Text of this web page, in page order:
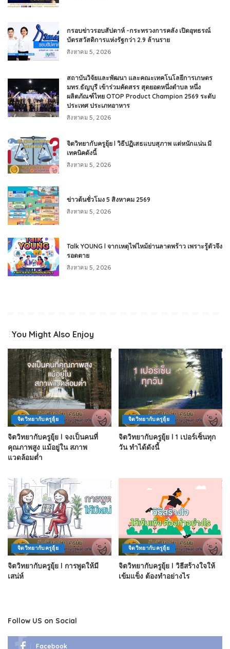
กรอบข่าวรอบสัปดาห์ -กระทรวงการคลัง เปิดอุทธรณ์
บัตรสวัสดิการแห่งรัฐกว่า 2.9 ล้านราย
สิงหาคม 5, 2026
สถาบันวิจัยและพัฒนา และคณะเทคโนโลยีการเกษตร
มทร.ธัญบุรี เข้าร่วมคัดสรร สุดยอดหนึ่งตำบล หนึ่ง
ผลิตภัณฑ์ไทย OTOP Product Champion 2569 ระดับ
ประเทศ ประเภทอาหาร
สิงหาคม 5, 2026
จิตวิทยากับครูยุ้ย l วิธีปฏิเสธแบบสุภาพ แต่หนักแน่น มี
เทคนิคดังนี้
สิงหาคม 5, 2026
ข่าวต้นชั่วโมง 5 สิงหาคม 2569
สิงหาคม 5, 2026
Talk YOUNG l จากเหตุไฟไหม้ย่านลาดพร้าว เพราะรู้ตัวจึง
รอดตาย
สิงหาคม 5, 2026
You Might Also Enjoy
จิตวิทยากับครูยุ้ย
จิตวิทยากับครูยุ้ย l จงเป็นคนที่
คุณภาพสูง แม้อยู่ใน สภาพ
แวดล้อมต่ำ
จิตวิทยากับครูยุ้ย
จิตวิทยากับครูยุ้ย l 1 เปอร์เซ็นทุก
วัน ทำได้ดังนี้
จิตวิทยากับครูยุ้ย
จิตวิทยากับครูยุ้ย l การพูดให้มี
เสน่ห์
จิตวิทยากับครูยุ้ย
จิตวิทยากับครูยุ้ย l วิธีสร้างใจให้
เข้มแข็ง ต้องทำอย่างไร
Follow US on Social
Facebook